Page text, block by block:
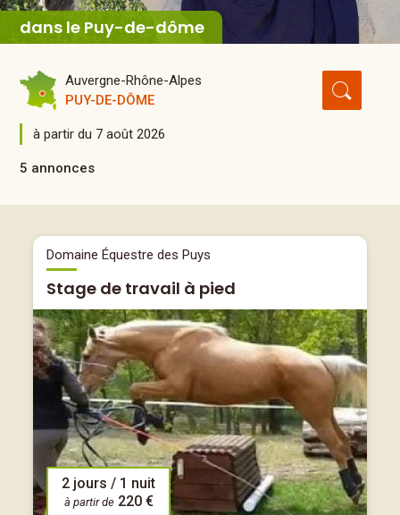
dans le Puy-de-dôme
Auvergne-Rhône-Alpes
PUY-DE-DÔME
à partir du 7 août 2026
5 annonces
Domaine Équestre des Puys
Stage de travail à pied
2 jours / 1 nuit
à partir de 220 €